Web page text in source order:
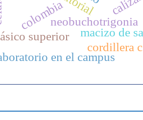
neobuchotrigonia
macizo de
cordillera
colombia
superior
en el campus